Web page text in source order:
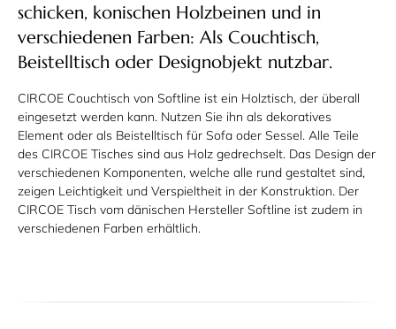
schicken, konischen Holzbeinen und in
verschiedenen Farben: Als Couchtisch,
Beistelltisch oder Designobjekt nutzbar.
CIRCOE Couchtisch von Softline ist ein Holztisch, der überall
eingesetzt werden kann. Nutzen Sie ihn als dekoratives
Element oder als Beistelltisch für Sofa oder Sessel. Alle Teile
des CIRCOE Tisches sind aus Holz gedrechselt. Das Design der
verschiedenen Komponenten, welche alle rund gestaltet sind,
zeigen Leichtigkeit und Verspieltheit in der Konstruktion. Der
CIRCOE Tisch vom dänischen Hersteller Softline ist zudem in
verschiedenen Farben erhältlich.